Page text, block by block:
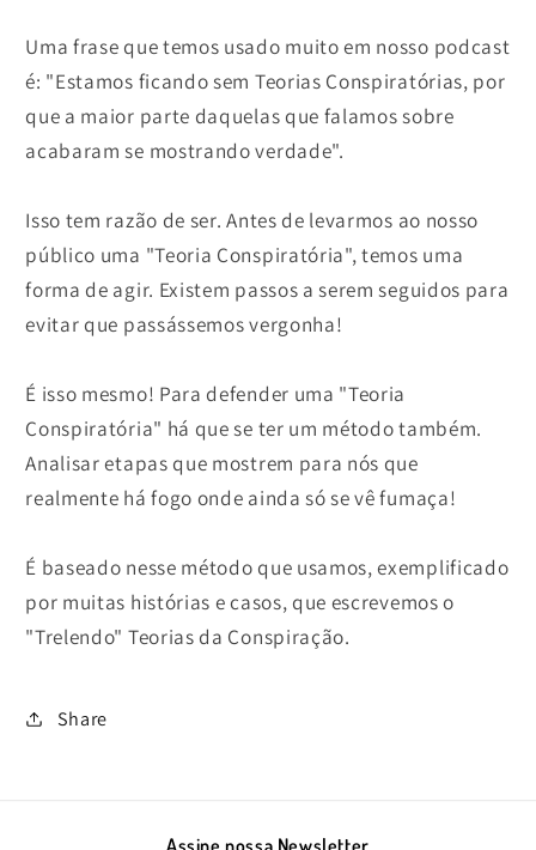
Uma frase que temos usado muito em nosso podcast
é: "Estamos ficando sem Teorias Conspiratórias, por
que a maior parte daquelas que falamos sobre
acabaram se mostrando verdade".
Isso tem razão de ser. Antes de levarmos ao nosso
público uma "Teoria Conspiratória", temos uma
forma de agir. Existem passos a serem seguidos para
evitar que passássemos vergonha!
É isso mesmo! Para defender uma "Teoria
Conspiratória" há que se ter um método também.
Analisar etapas que mostrem para nós que
realmente há fogo onde ainda só se vê fumaça!
É baseado nesse método que usamos, exemplificado
por muitas histórias e casos, que escrevemos o
"Trelendo" Teorias da Conspiração.
Share